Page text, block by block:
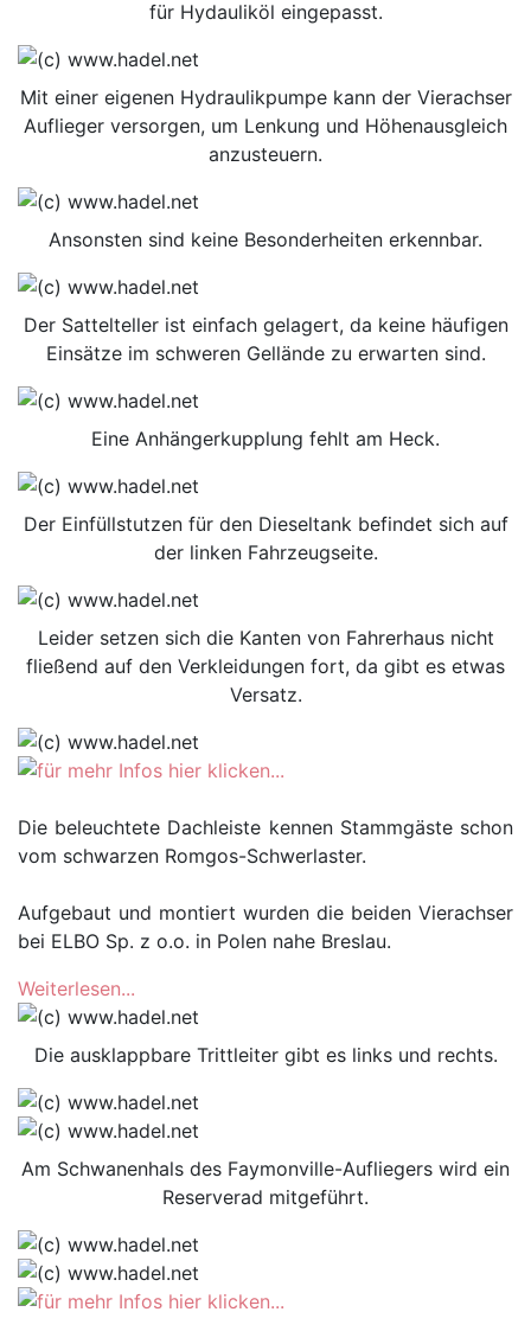
für Hydauliköl eingepasst.
Mit einer eigenen Hydraulikpumpe kann der Vierachser
Auflieger versorgen, um Lenkung und Höhenausgleich
anzusteuern.
Ansonsten sind keine Besonderheiten erkennbar.
Der Sattelteller ist einfach gelagert, da keine häufigen
Einsätze im schweren Gellände zu erwarten sind.
Eine Anhängerkupplung fehlt am Heck.
Der Einfüllstutzen für den Dieseltank befindet sich auf
der linken Fahrzeugseite.
Leider setzen sich die Kanten von Fahrerhaus nicht
fließend auf den Verkleidungen fort, da gibt es etwas
Versatz.
Die beleuchtete Dachleiste kennen Stammgäste schon
vom schwarzen Romgos-Schwerlaster.
Aufgebaut und montiert wurden die beiden Vierachser
bei ELBO Sp. z o.o. in Polen nahe Breslau.
Weiterlesen...
Die ausklappbare Trittleiter gibt es links und rechts.
Am Schwanenhals des Faymonville-Aufliegers wird ein
Reserverad mitgeführt.